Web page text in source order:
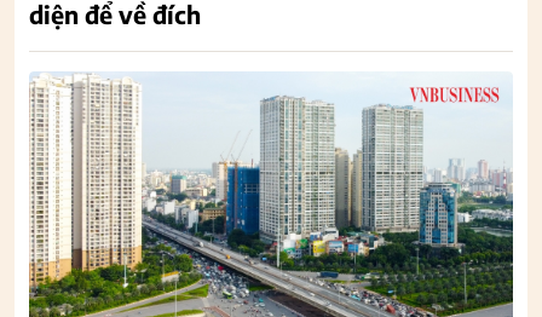
diện để về đích